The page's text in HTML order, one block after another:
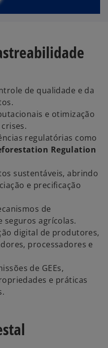
de qualidade e da
e otimização
regulatórias como
Regulation
sustentáveis, abrindo
e precificação
de
seguros agrícolas.
digital de produtores,
processadores e
de GEEs,
e práticas